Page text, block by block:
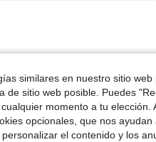
Busto: 91 cm / 36 in, Cintura: 77
similares en nuestro sitio
de sitio web posible. Puedes
momento a tu elección.
opcionales, que nos
el contenido y los